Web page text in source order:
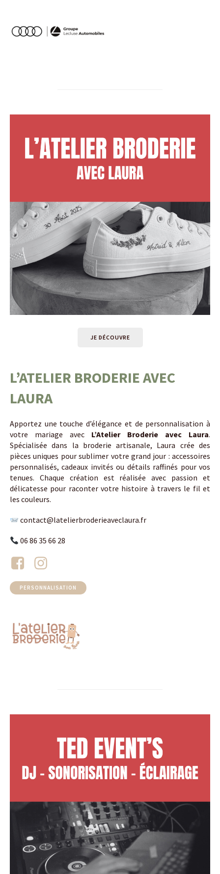
JE DÉCOUVRE
L’ATELIER BRODERIE AVEC
LAURA
Apportez une touche d’élégance et de personnalisation à
votre mariage avec L’Atelier Broderie avec Laura.
Spécialisée dans la broderie artisanale, Laura crée des
pièces uniques pour sublimer votre grand jour : accessoires
personnalisés, cadeaux invités ou détails raffinés pour vos
tenues. Chaque création est réalisée avec passion et
délicatesse pour raconter votre histoire à travers le fil et
les couleurs.
contact@latelierbroderieaveclaura.fr
06 86 35 66 28
PERSONNALISATION